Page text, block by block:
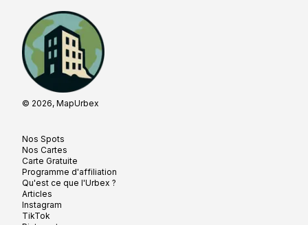
© 2026, MapUrbex
Nos Spots
Nos Cartes
Carte Gratuite
Programme d'affiliation
Qu'est ce que l'Urbex ?
Articles
Instagram
TikTok